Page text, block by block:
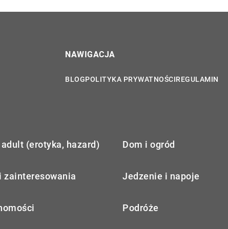
NAWIGACJA
BLOGPOLITYKA PRYWATNOŚCIREGULAMIN
(erotyka, hazard) Dom i ogród
zainteresowania Jedzenie i napoje
Podróże